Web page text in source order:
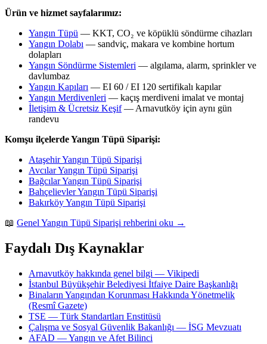
Ürün ve hizmet sayfalarımız:
Yangın Tüpü — KKT, CO₂ ve köpüklü söndürme cihazları
Yangın Dolabı — sandviç, makara ve kombine hortum
dolapları
Yangın Söndürme Sistemleri — algılama, alarm, sprinkler ve
davlumbaz
Yangın Kapıları — EI 60 / EI 120 sertifikalı kapılar
Yangın Merdivenleri — kaçış merdiveni imalat ve montaj
İletişim & Ücretsiz Keşif— Arnavutköy için aynı gün
randevu
Komşu ilçelerde Yangın Tüpü Siparişi:
Ataşehir Yangın Tüpü Siparişi
Avcılar Yangın Tüpü Siparişi
Bağcılar Yangın Tüpü Siparişi
Bahçelievler Yangın Tüpü Siparişi
Bakırköy Yangın Tüpü Siparişi
📖 Genel Yangın Tüpü Siparişi rehberini oku →
Faydalı Dış Kaynaklar
Arnavutköy hakkında genel bilgi — Vikipedi
İstanbul Büyükşehir Belediyesi İtfaiye Daire Başkanlığı
Binaların Yangından Korunması Hakkında Yönetmelik
(Resmî Gazete)
TSE — Türk Standartları Enstitüsü
Çalışma ve Sosyal Güvenlik Bakanlığı — İSG Mevzuatı
AFAD — Yangın ve Afet Bilinci